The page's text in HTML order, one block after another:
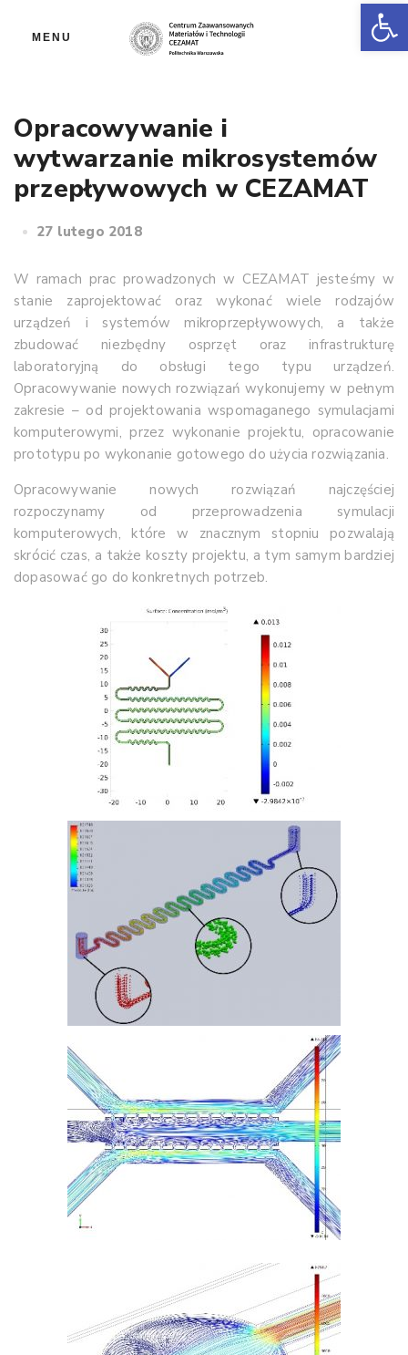
MENU
Opracowywanie i
wytwarzanie mikrosystemów
przepływowych w CEZAMAT
27 lutego 2018
W ramach prac prowadzonych w CEZAMAT jesteśmy w
stanie zaprojektować oraz wykonać wiele rodzajów
urządzeń i systemów mikroprzepływowych, a także
zbudować niezbędny osprzęt oraz infrastrukturę
laboratoryjną do obsługi tego typu urządzeń.
Opracowywanie nowych rozwiązań wykonujemy w pełnym
zakresie – od projektowania wspomaganego symulacjami
komputerowymi, przez wykonanie projektu, opracowanie
prototypu po wykonanie gotowego do użycia rozwiązania.
Opracowywanie nowych rozwiązań najczęściej
rozpoczynamy od przeprowadzenia symulacji
komputerowych, które w znacznym stopniu pozwalają
skrócić czas, a także koszty projektu, a tym samym bardziej
dopasować go do konkretnych potrzeb.